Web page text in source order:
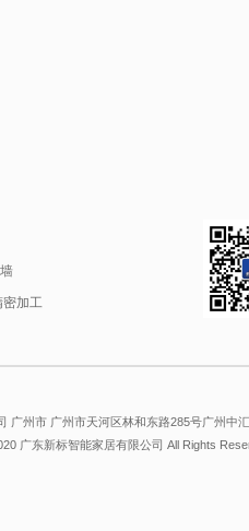
密加工
广州市 广州市天河区林和东路285号广州中
广东新标智能家居有限公司 All Rights